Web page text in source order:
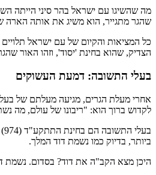
מה שהשיגו עם ישראל בהר סיני הייתה
שהגר מתגייר, הוא משיג את אותה הארה
כל המציאות והקיום של עם ישראל
הצדיק, שהוא בחינת 'יסוד', וזהו האור
בעלי התשובה: דמעת העשוקים
אחרי מעלת הגרים, מגיעה מעלתם של
לקדוש ברוך הוא: "ריבונו של עולם, מה
ביותר, בדיוק כמו נשמת דוד המלך.
היכן מצא הקב"ה את דוד? בסדום. נשמת